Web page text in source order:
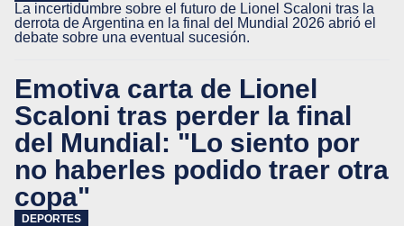
La incertidumbre sobre el futuro de Lionel Scaloni tras la
derrota de Argentina en la final del Mundial 2026 abrió el
debate sobre una eventual sucesión.
Emotiva carta de Lionel
Scaloni tras perder la final
del Mundial: "Lo siento por
no haberles podido traer otra
copa"
DEPORTES